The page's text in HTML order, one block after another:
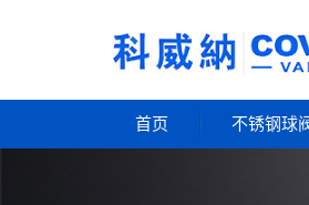
首页 不锈钢球